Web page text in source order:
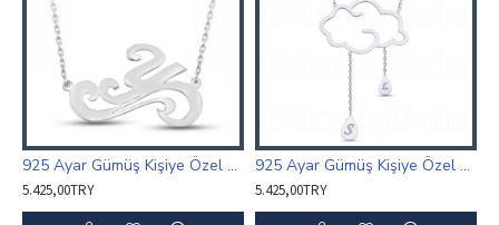
925 Ayar Gümüş Kişiye Özel Harf Kolye Özel Tasarım
5.425,00TRY
925 Ayar Gümüş Kişiye Özel Harfli Bulut ve Yağmur Damlaları Kolye
5.425,00TRY